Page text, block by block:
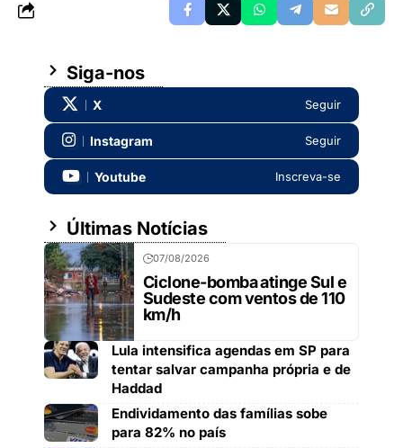
Siga-nos
X Seguir
Instagram Seguir
Youtube Inscreva-se
Últimas Notícias
07/08/2026
Ciclone-bomba atinge Sul e
Sudeste com ventos de 110
km/h
Lula intensifica agendas em SP para
tentar salvar campanha própria e de
Haddad
Endividamento das famílias sobe
para 82% no país